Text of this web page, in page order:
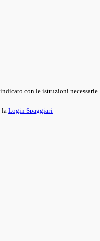
con le istruzioni necessarie.
la Login Spaggiari